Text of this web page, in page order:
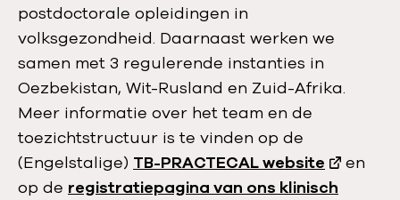
postdoctorale opleidingen in
volksgezondheid. Daarnaast werken we
samen met 3 regulerende instanties in
Oezbekistan, Wit-Rusland en Zuid-Afrika.
Meer informatie over het team en de
toezichtstructuur is te vinden op de
(Engelstalige) TB-PRACTECAL website
en
op de registratiepagina van ons klinisch